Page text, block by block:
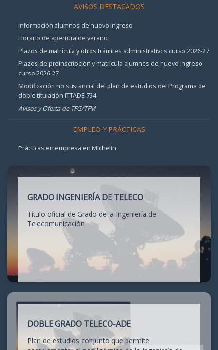
AVISOS DESTACADOS
Información alumnos de nuevo ingreso
Horario de apertura de verano
Plazos de matrícula y otros trámites administrativos curso 2026-27
Plazos de preinscripción y matrícula alumnos de nuevo ingreso
curso 2026-27
Modificación no sustancial del plan de estudios del Programa de
doble titulación ITTADE 734
Avisos y Oferta de TFG/TFM
EMPLEO Y PRÁCTICAS
Prácticas en empresa en Michelin
GRADO INGENIERÍA DE TELECO
Título oficial de Grado de la Ingeniería de
Telecomunicación
DOBLE GRADO TELECO-ADE
Plan de estudios conjunto que permite